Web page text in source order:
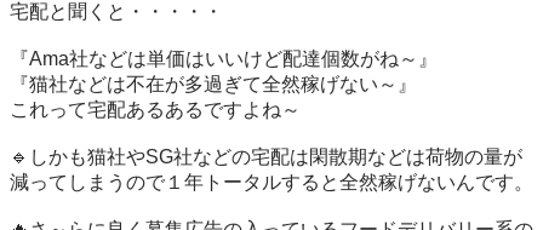
宅配と聞くと・・・・・
『Ama社などは単価はいいけど配達個数がね～』
『猫社などは不在が多過ぎて全然稼げない～』
これって宅配あるあるですよね～
🔹しかも猫社やSG社などの宅配は閑散期などは荷物の量が
減ってしまうので１年トータルすると全然稼げないんです。